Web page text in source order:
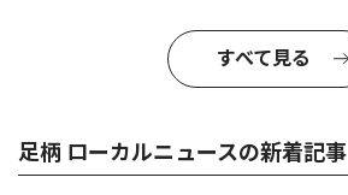
すべて見る
足柄 ローカルニュースの新着記事